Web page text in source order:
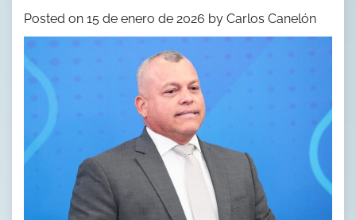
Posted on 15 de enero de 2026 by Carlos Canelón